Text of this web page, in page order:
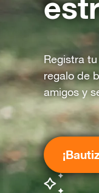
Registra
regalo de
amigos y